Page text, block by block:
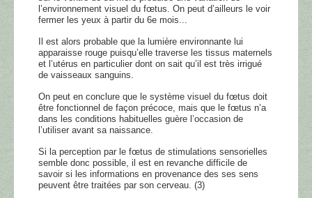
l’environnement visuel du fœtus. On peut d’ailleurs le voir
fermer les yeux à partir du 6e mois...
Il est alors probable que la lumière environnante lui
apparaisse rouge puisqu’elle traverse les tissus maternels
et l’utérus en particulier dont on sait qu’il est très irrigué
de vaisseaux sanguins.
On peut en conclure que le système visuel du fœtus doit
être fonctionnel de façon précoce, mais que le fœtus n’a
dans les conditions habituelles guère l’occasion de
l’utiliser avant sa naissance.
Si la perception par le fœtus de stimulations sensorielles
semble donc possible, il est en revanche difficile de
savoir si les informations en provenance des ses sens
peuvent être traitées par son cerveau. (3)